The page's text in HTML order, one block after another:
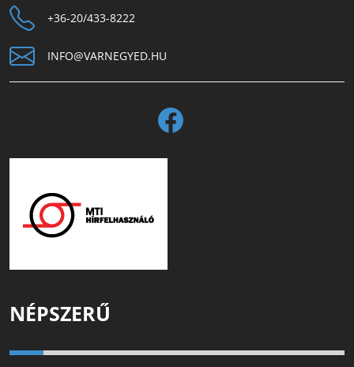
+36-20/433-8222
INFO@VARNEGYED.HU
NÉPSZERŰ